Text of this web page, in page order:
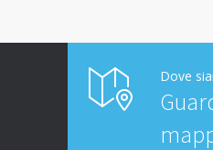
Dove